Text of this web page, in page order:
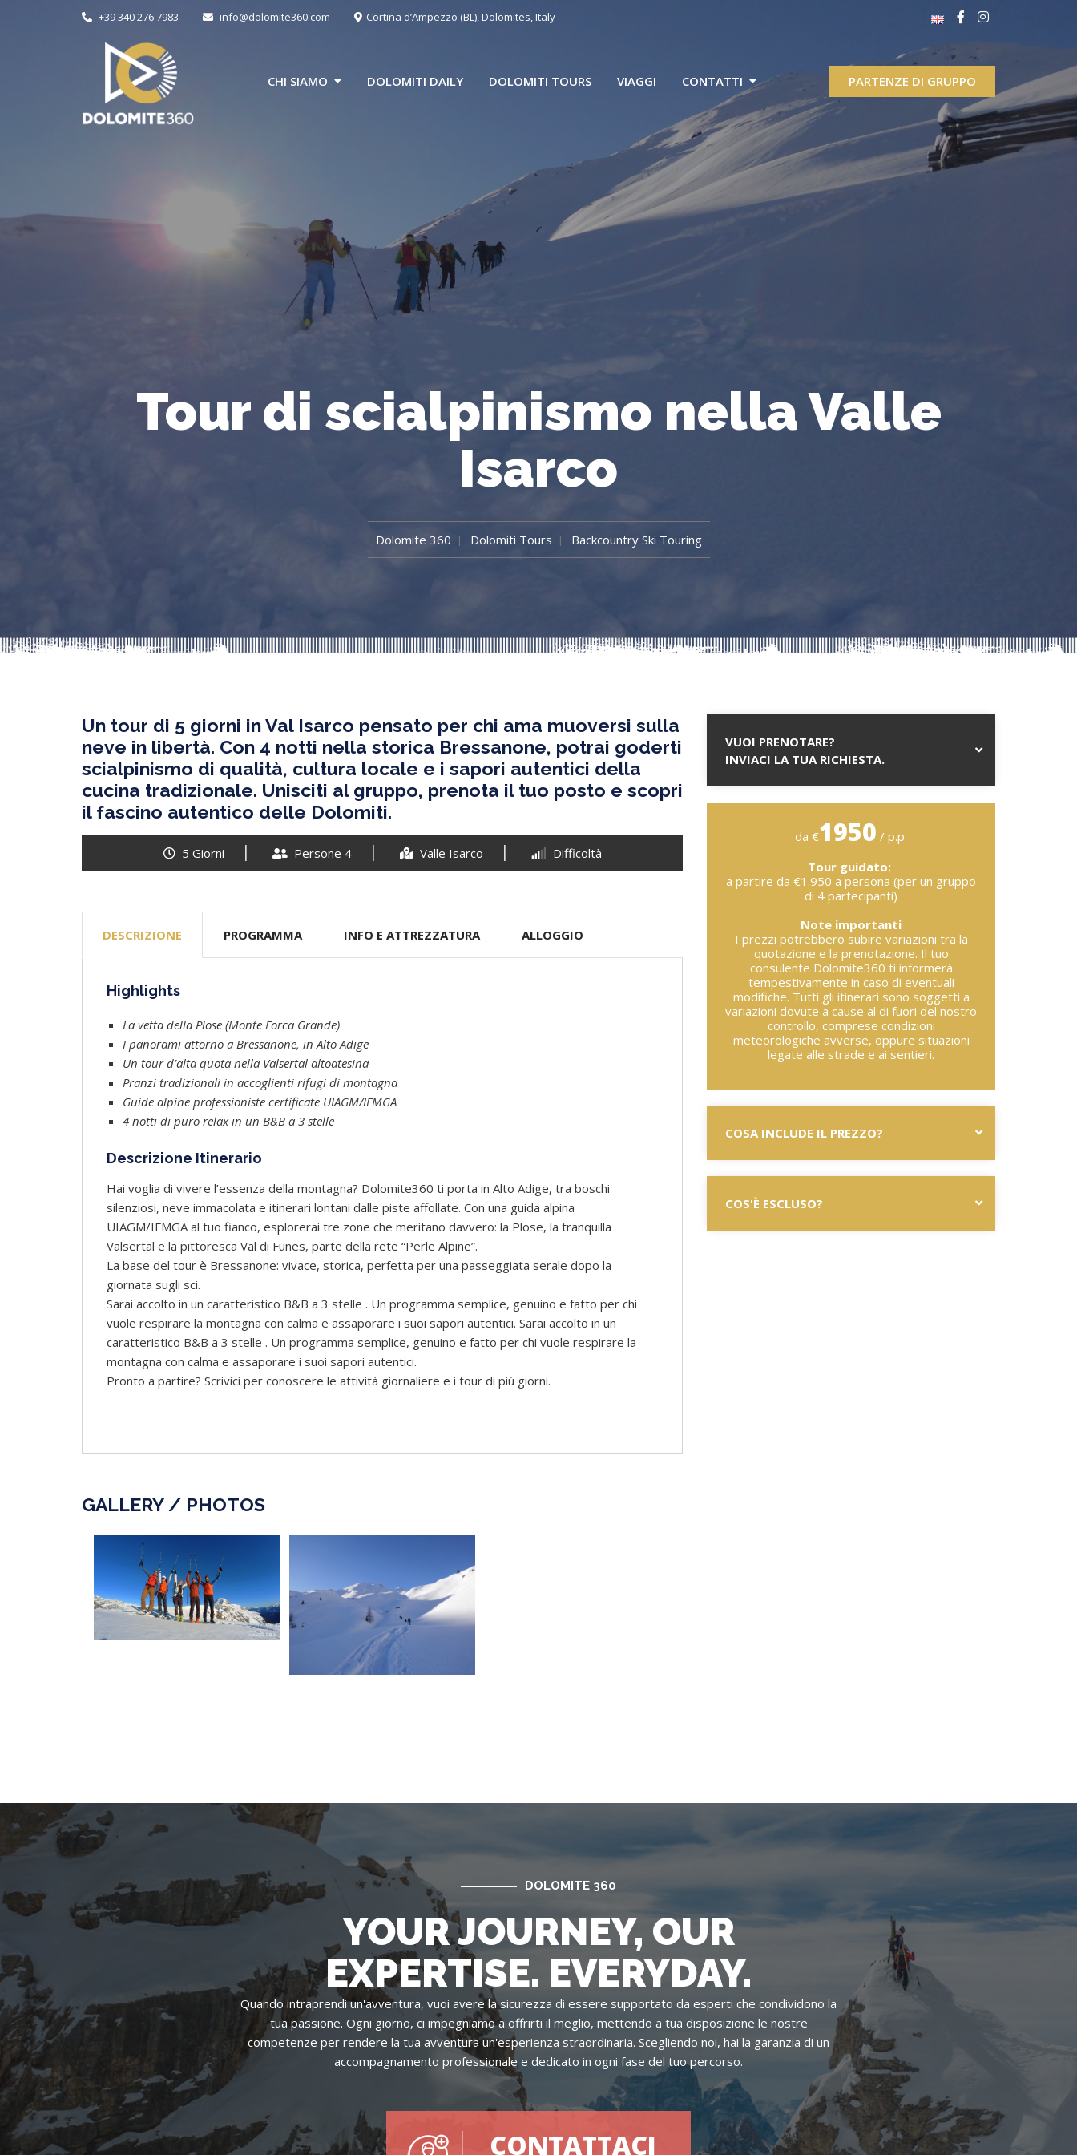
+39 340 276 7983 info@dolomite360.com Cortina d’Ampezzo (BL), Dolomites, Italy
CHI SIAMO DOLOMITI DAILY DOLOMITI TOURS VIAGGI CONTATTI PARTENZE DI GRUPPO
Tour di scialpinismo nella Valle
Isarco
Dolomite 360 Dolomiti Tours Backcountry Ski Touring
Un tour di 5 giorni in Val Isarco pensato per chi ama muoversi sulla
neve in libertà. Con 4 notti nella storica Bressanone, potrai goderti
scialpinismo di qualità, cultura locale e i sapori autentici della
cucina tradizionale. Unisciti al gruppo, prenota il tuo posto e scopri
il fascino autentico delle Dolomiti.
5 Giorni Persone 4 Valle Isarco Difficoltà
DESCRIZIONE PROGRAMMA INFO E ATTREZZATURA ALLOGGIO
Highlights
La vetta della Plose (Monte Forca Grande)
I panorami attorno a Bressanone, in Alto Adige
Un tour d’alta quota nella Valsertal altoatesina
Pranzi tradizionali in accoglienti rifugi di montagna
Guide alpine professioniste certificate UIAGM/IFMGA
4 notti di puro relax in un B&B a 3 stelle
Descrizione Itinerario
Hai voglia di vivere l’essenza della montagna? Dolomite360 ti porta in Alto Adige, tra boschi
silenziosi, neve immacolata e itinerari lontani dalle piste affollate. Con una guida alpina
UIAGM/IFMGA al tuo fianco, esplorerai tre zone che meritano davvero: la Plose, la tranquilla
Valsertal e la pittoresca Val di Funes, parte della rete “Perle Alpine”.
La base del tour è Bressanone: vivace, storica, perfetta per una passeggiata serale dopo la
giornata sugli sci.
Sarai accolto in un caratteristico B&B a 3 stelle . Un programma semplice, genuino e fatto per chi
vuole respirare la montagna con calma e assaporare i suoi sapori autentici. Sarai accolto in un
caratteristico B&B a 3 stelle . Un programma semplice, genuino e fatto per chi vuole respirare la
montagna con calma e assaporare i suoi sapori autentici.
Pronto a partire? Scrivici per conoscere le attività giornaliere e i tour di più giorni.
GALLERY / PHOTOS
VUOI PRENOTARE?
INVIACI LA TUA RICHIESTA.
da €1950 / p.p.
Tour guidato:
a partire da €1.950 a persona (per un gruppo
di 4 partecipanti)
Note importanti
I prezzi potrebbero subire variazioni tra la
quotazione e la prenotazione. Il tuo
consulente Dolomite360 ti informerà
tempestivamente in caso di eventuali
modifiche. Tutti gli itinerari sono soggetti a
variazioni dovute a cause al di fuori del nostro
controllo, comprese condizioni
meteorologiche avverse, oppure situazioni
legate alle strade e ai sentieri.
COSA INCLUDE IL PREZZO?
COS'È ESCLUSO?
DOLOMITE 360
YOUR JOURNEY, OUR
EXPERTISE. EVERYDAY.
Quando intraprendi un'avventura, vuoi avere la sicurezza di essere supportato da esperti che condividono la
tua passione. Ogni giorno, ci impegniamo a offrirti il meglio, mettendo a tua disposizione le nostre
competenze per rendere la tua avventura un'esperienza straordinaria. Scegliendo noi, hai la garanzia di un
accompagnamento professionale e dedicato in ogni fase del tuo percorso.
CONTATTACI